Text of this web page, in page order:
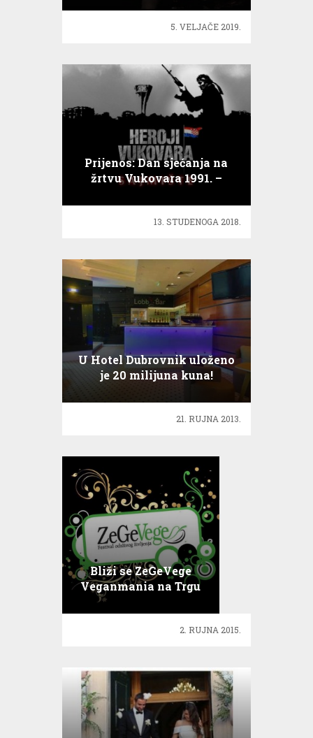
5. VELJAČE 2019.
Prijenos: Dan sjećanja na
žrtvu Vukovara 1991. –
13. STUDENOGA 2018.
U Hotel Dubrovnik uloženo
je 20 milijuna kuna!
21. RUJNA 2013.
Bliži se ZeGeVege
Veganmania na Trgu
bana Jelačića!
2. RUJNA 2015.